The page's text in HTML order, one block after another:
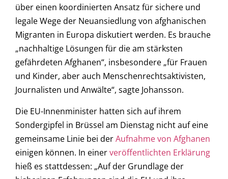
über einen koordinierten Ansatz für sichere und
legale Wege der Neuansiedlung von afghanischen
Migranten in Europa diskutiert werden. Es brauche
„nachhaltige Lösungen für die am stärksten
gefährdeten Afghanen“, insbesondere „für Frauen
und Kinder, aber auch Menschenrechtsaktivisten,
Journalisten und Anwälte“, sagte Johansson.
Die EU-Innenminister hatten sich auf ihrem
Sondergipfel in Brüssel am Dienstag nicht auf eine
gemeinsame Linie bei derAufnahme von Afghanen
einigen können. In einerveröffentlichten Erklärung
hieß es stattdessen: „Auf der Grundlage der